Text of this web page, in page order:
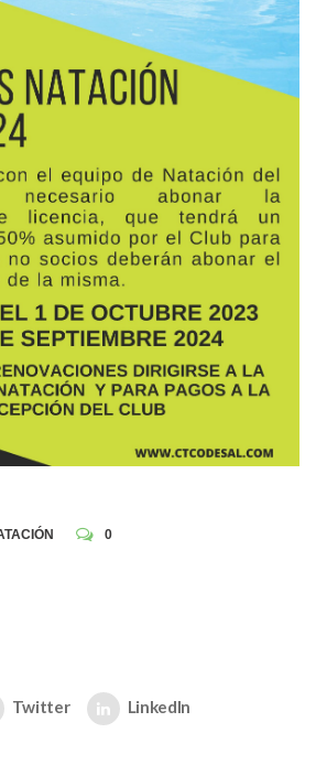
0
Twitter LinkedIn